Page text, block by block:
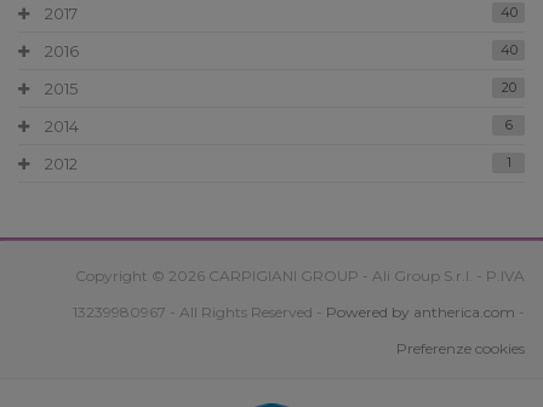
2017 40
2016 40
2015 20
2014 6
2012 1
Copyright © 2026 CARPIGIANI GROUP - Ali Group S.r.l. - P.IVA
13239980967 - All Rights Reserved - Powered by antherica.com -
Preferenze cookies